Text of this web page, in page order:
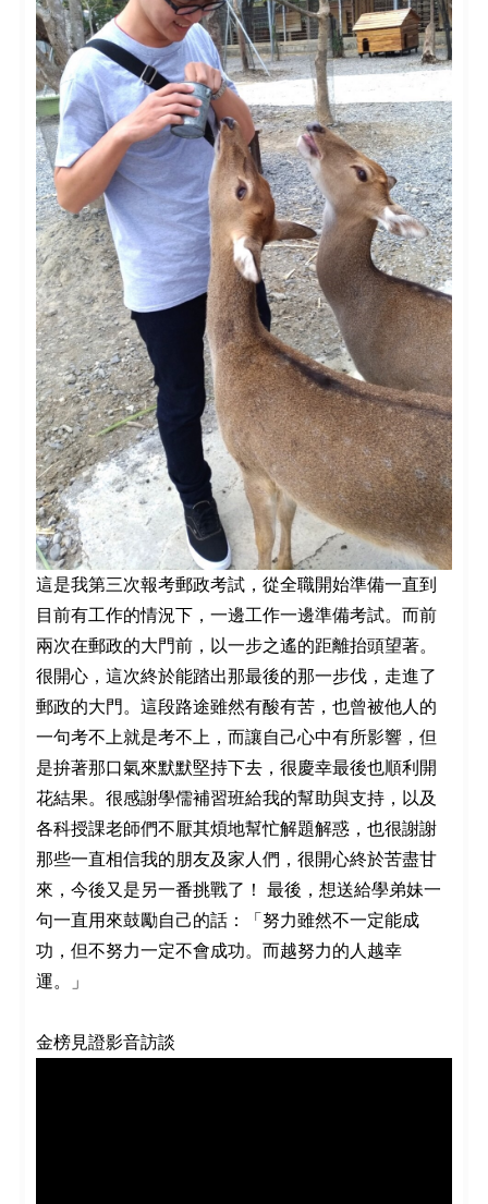
這是我第三次報考郵政考試，從全職開始準備一直到
目前有工作的情況下，一邊工作一邊準備考試。而前
兩次在郵政的大門前，以一步之遙的距離抬頭望著。
很開心，這次終於能踏出那最後的那一步伐，走進了
郵政的大門。這段路途雖然有酸有苦，也曾被他人的
一句考不上就是考不上，而讓自己心中有所影響，但
是拚著那口氣來默默堅持下去，很慶幸最後也順利開
花結果。很感謝學儒補習班給我的幫助與支持，以及
各科授課老師們不厭其煩地幫忙解題解惑，也很謝謝
那些一直相信我的朋友及家人們，很開心終於苦盡甘
來，今後又是另一番挑戰了！ 最後，想送給學弟妹一
句一直用來鼓勵自己的話：「努力雖然不一定能成
功，但不努力一定不會成功。而越努力的人越幸
運。」
金榜見證影音訪談